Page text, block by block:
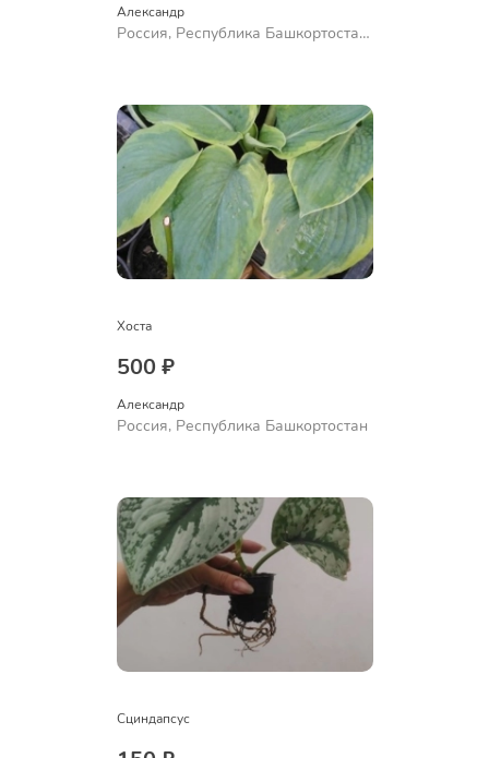
Александр
Россия, Республика Башкортостан,
Хоста
500 ₽
Александр
Россия, Республика Башкортостан
Сциндапсус